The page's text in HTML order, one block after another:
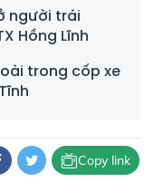
người trái
Hồng Lĩnh
trong cốp xe
Copy link